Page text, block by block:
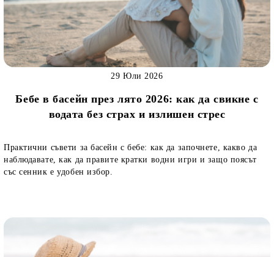
Бебе в басейн през лято 2026: как да свикне с
водата без страх и излишен стрес
29 Юли 2026
Практични съвети за басейн с бебе: как да започнете, какво да
наблюдавате, как да правите кратки водни игри и защо поясът
със сенник е удобен избор.